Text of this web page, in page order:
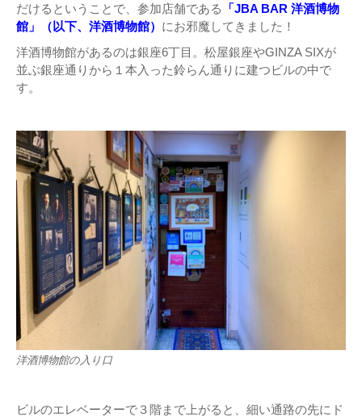
だけるということで、参加店舗である
「JBA BAR 洋酒博物
館」（以下、洋酒博物館） にお邪魔してきました！
洋酒博物館があるのは銀座6丁目。松屋銀座やGINZA SIXが
並ぶ銀座通りから１本入った鈴らん通りに建つビルの中で
す。
洋酒博物館の入り口
ビルのエレベーターで３階まで上がると、細い通路の先にド